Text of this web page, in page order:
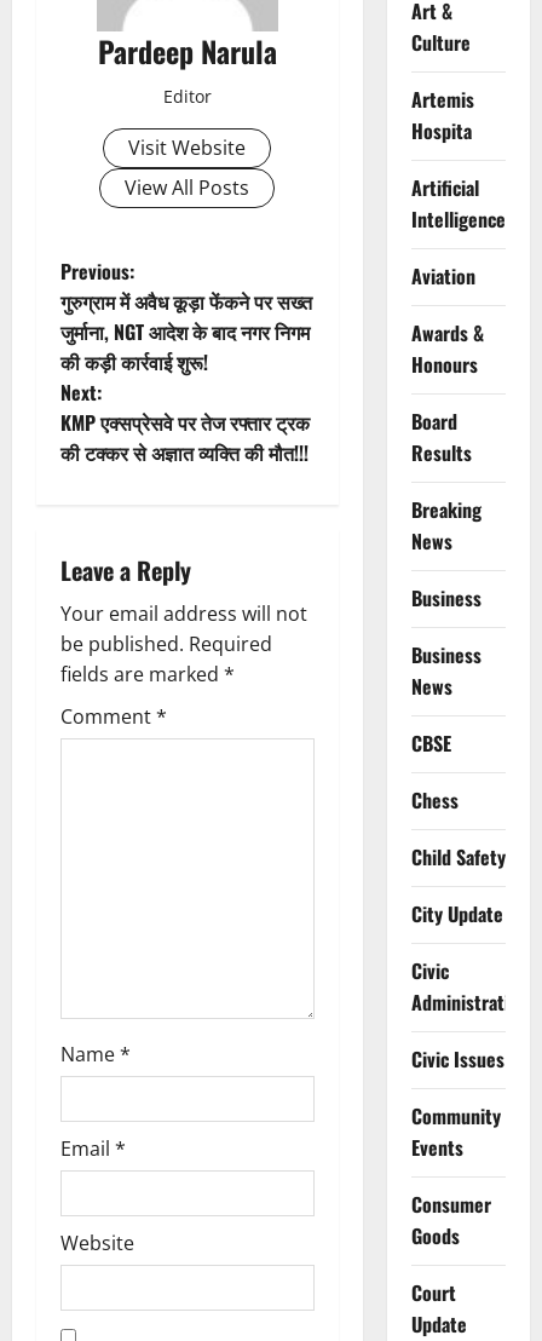
Pardeep Narula
Editor
Visit Website
View All Posts
P
o
s
t
v
i
g
a
Previous:
गुरुग्राम में अवैध कूड़ा फेंकने पर सख्त
जुर्माना, NGT आदेश के बाद नगर निगम
की कड़ी कार्रवाई शुरू!
Next:
KMP एक्सप्रेसवे पर तेज रफ्तार ट्रक
की टक्कर से अज्ञात व्यक्ति की मौत!!!
Leave a Reply
Your email address will not
be published. Required
fields are marked *
Comment*
Name*
Email *
Website
Art &
Culture
Artemis
Hospita
Artificial
Intelligence
Aviation
Awards &
Honours
Board
Results
Breaking
News
Business
Business
News
CBSE
Chess
Child Safety
City Update
Civic
Administration
Civic Issues
Community
Events
Consumer
Goods
Court
Update